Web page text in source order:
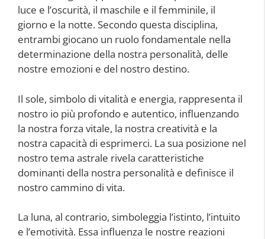
luce e l’oscurità, il maschile e il femminile, il
giorno e la notte. Secondo questa disciplina,
entrambi giocano un ruolo fondamentale nella
determinazione della nostra personalità, delle
nostre emozioni e del nostro destino.
Il sole, simbolo di vitalità e energia, rappresenta il
nostro io più profondo e autentico, influenzando
la nostra forza vitale, la nostra creatività e la
nostra capacità di esprimerci. La sua posizione nel
nostro tema astrale rivela caratteristiche
dominanti della nostra personalità e definisce il
nostro cammino di vita.
La luna, al contrario, simboleggia l’istinto, l’intuito
e l’emotività. Essa influenza le nostre reazioni